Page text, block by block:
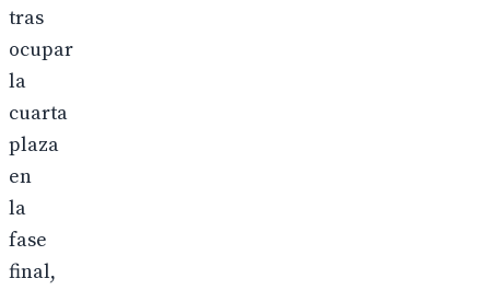
tras
ocupar
la
cuarta
plaza
en
la
fase
final,